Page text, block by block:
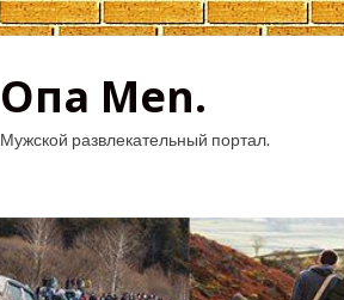
Опа Men.
Мужской развлекательный портал.